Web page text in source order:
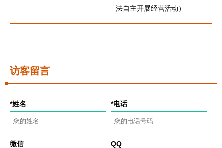
法自主开展经营活动）
访客留言
*姓名 *电话
微信 QQ